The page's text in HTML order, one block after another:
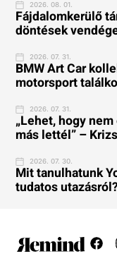
2026. 08. 01.
Fájdalomkerülő
döntések
2026. 07. 31.
BMW Art Car
motorsport
2026. 07. 31.
„Lehet, hogy
más lettél” –
2026. 07. 30.
Mit tanulhatunk
tudatos